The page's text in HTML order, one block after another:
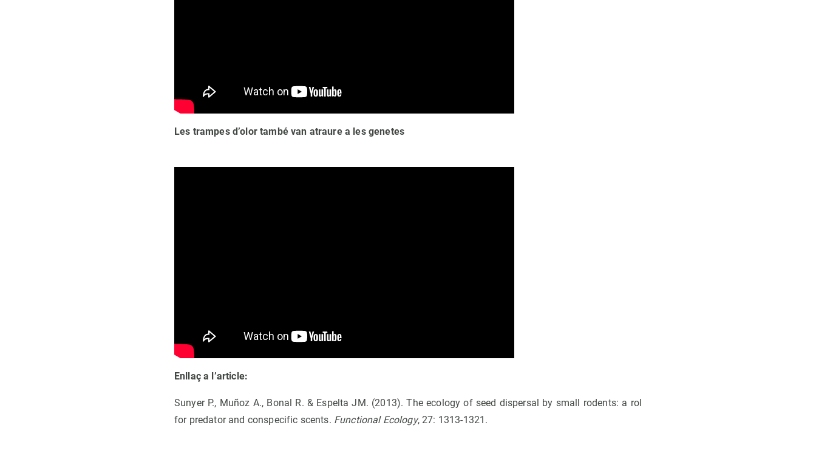
Les trampes d’olor també van atraure a les genetes
Enllaç a l’article:
Sunyer P., Muñoz A., Bonal R. & Espelta JM. (2013). The ecology of seed dispersal by small rodents: a rol
for predator and conspecific scents. Functional Ecology, 27: 1313-1321.